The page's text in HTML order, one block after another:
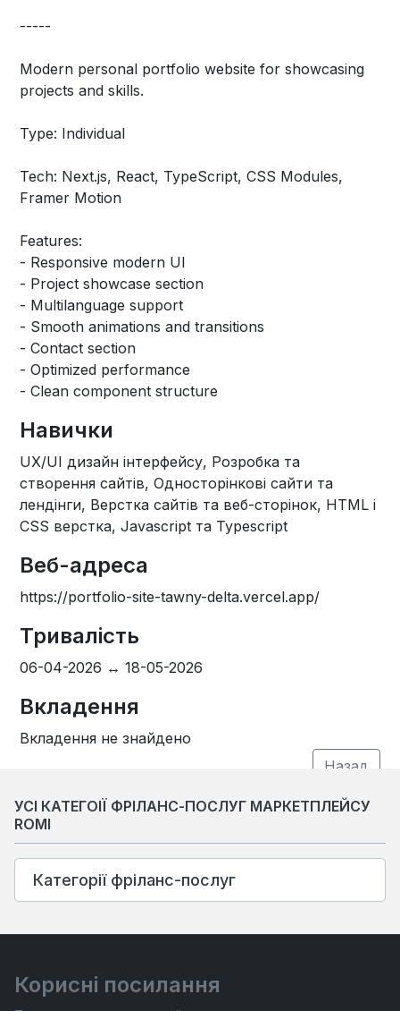
-----
Modern personal portfolio website for showcasing
projects and skills.
Type: Individual
Tech: Next.js, React, TypeScript, CSS Modules,
Framer Motion
Features:
- Responsive modern UI
- Project showcase section
- Multilanguage support
- Smooth animations and transitions
- Contact section
- Optimized performance
- Clean component structure
Навички
UX/UI дизайн інтерфейсу, Розробка та
створення сайтів, Односторінкові сайти та
лендінги, Верстка сайтів та веб-сторінок, HTML і
CSS верстка, Javascript та Typescript
Веб-адреса
https://portfolio-site-tawny-delta.vercel.app/
Тривалість
06-04-2026 ↔ 18-05-2026
Вкладення
Вкладення не знайдено
УСІ КАТЕГОІЇ ФРІЛАНС-ПОСЛУГ МАРКЕТПЛЕЙСУ
ROMI
Категорії фріланс-послуг
Корисні посилання